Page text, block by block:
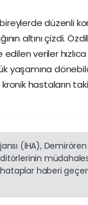
düzenli
altını çizdi.
veriler
yaşamına
hastaların
(İHA),
haberi